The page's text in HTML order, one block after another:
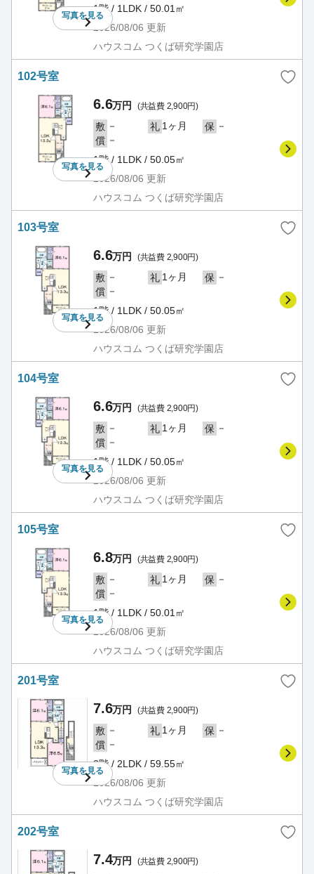
写真を見る
1階 / 1LDK / 50.01㎡
2026/08/06 更新
ハウスコム つくば研究学園店
102号室
写真を見る
6.6万円 (共益費 2,900円)
敷 － 礼 1ヶ月 保 －
償 －
1階 / 1LDK / 50.05㎡
2026/08/06 更新
ハウスコム つくば研究学園店
103号室
写真を見る
6.6万円 (共益費 2,900円)
敷 － 礼 1ヶ月 保 －
償 －
1階 / 1LDK / 50.05㎡
2026/08/06 更新
ハウスコム つくば研究学園店
104号室
写真を見る
6.6万円 (共益費 2,900円)
敷 － 礼 1ヶ月 保 －
償 －
1階 / 1LDK / 50.05㎡
2026/08/06 更新
ハウスコム つくば研究学園店
105号室
写真を見る
6.8万円 (共益費 2,900円)
敷 － 礼 1ヶ月 保 －
償 －
1階 / 1LDK / 50.01㎡
2026/08/06 更新
ハウスコム つくば研究学園店
201号室
写真を見る
7.6万円 (共益費 2,900円)
敷 － 礼 1ヶ月 保 －
償 －
2階 / 2LDK / 59.55㎡
2026/08/06 更新
ハウスコム つくば研究学園店
202号室
7.4万円 (共益費 2,900円)